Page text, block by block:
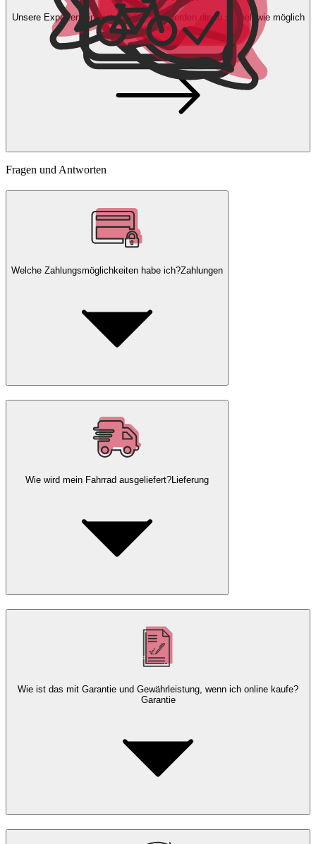
Unsere Experten sind jetzt online undwerden dir so schnell wie möglich
antworten.
Fragen und Antworten
Welche Zahlungsmöglichkeiten habe ich?Zahlungen
Wie wird mein Fahrrad ausgeliefert?Lieferung
Wie ist das mit Garantie und Gewährleistung, wenn ich online kaufe?
Garantie